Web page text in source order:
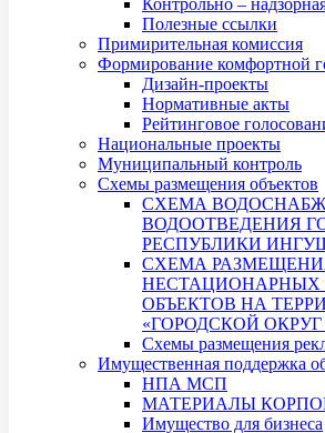
Полезные ссылки
Примирительная комиссия
Формирование комфортной
Дизайн-проекты
Нормативные акты
Рейтинговое
Национальные проекты
Муниципальный контроль
Схемы размещения объектов
СХЕМА
ВОДООТВЕДЕНИЯ
РЕСПУБЛИКИ
СХЕМА
НЕСТАЦИОНАРНЫХ
ОБЪЕКТОВ НА
«ГОРОДСКОЙ ОКРУГ
Схемы размещения
Имущественная поддержка
НПА МСП
МАТЕРИАЛЫ
Имущество для бизнеса